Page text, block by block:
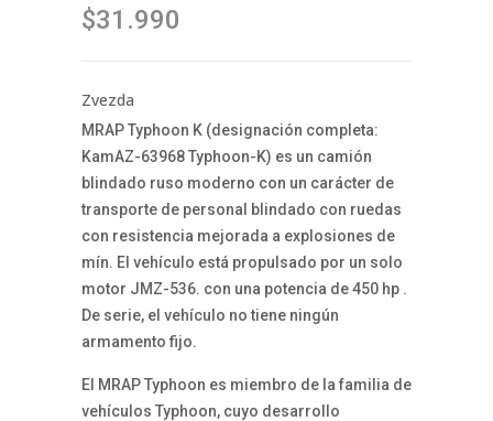
$31.990
Zvezda
MRAP Typhoon K (designación completa:
KamAZ-63968 Typhoon-K) es un camión
blindado ruso moderno con un carácter de
transporte de personal blindado con ruedas
con resistencia mejorada a explosiones de
mín. El vehículo está propulsado por un solo
motor JMZ-536. con una potencia de 450 hp .
De serie, el vehículo no tiene ningún
armamento fijo.
El MRAP Typhoon es miembro de la familia de
vehículos Typhoon, cuyo desarrollo